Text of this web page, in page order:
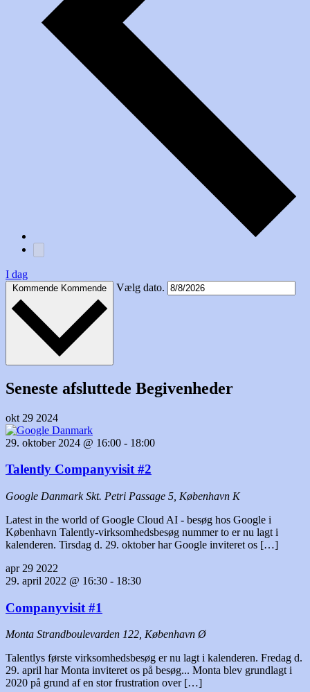
I dag
Kommende Kommende Vælg dato.
Seneste afsluttede Begivenheder
okt 29 2024
29. oktober 2024 @ 16:00 - 18:00
Talently Companyvisit #2
Google DanmarkSkt. Petri Passage 5, København K
Latest in the world of Google Cloud AI - besøg hos Google i
København Talently-virksomhedsbesøg nummer to er nu lagt i
kalenderen. Tirsdag d. 29. oktober har Google inviteret os […]
apr 29 2022
29. april 2022 @ 16:30 - 18:30
Companyvisit #1
Monta Strandboulevarden 122, København Ø
Talentlys første virksomhedsbesøg er nu lagt i kalenderen. Fredag d.
29. april har Monta inviteret os på besøg... Monta blev grundlagt i
2020 på grund af en stor frustration over […]